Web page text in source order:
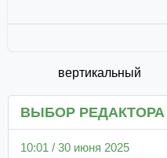
вертикальный
ВЫБОР РЕДАКТОРА
10:01 / 30 июня 2025